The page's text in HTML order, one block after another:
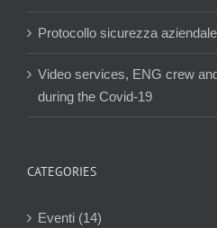
Protocollo sicurezza
Video services, ENG crew
during the Covid-19
CATEGORIES
Eventi (14)